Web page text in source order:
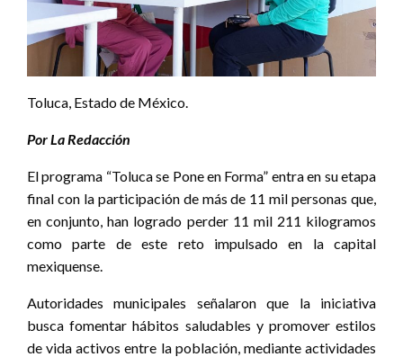
Toluca, Estado de México.
Por La Redacción
El programa “Toluca se Pone en Forma” entra en su etapa
final con la participación de más de 11 mil personas que,
en conjunto, han logrado perder 11 mil 211 kilogramos
como parte de este reto impulsado en la capital
mexiquense.
Autoridades municipales señalaron que la iniciativa
busca fomentar hábitos saludables y promover estilos
de vida activos entre la población, mediante actividades